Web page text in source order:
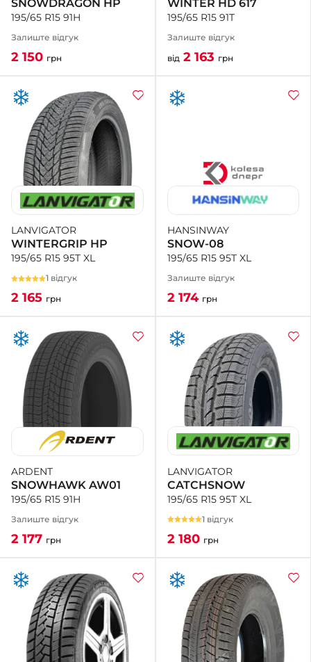
SNOWDRAGON HP
195/65 R15 91H
Залиште відгук
2 150 грн
WINTER HD 617
195/65 R15 91T
Залиште відгук
від 2 163 грн
LANVIGATOR
WINTERGRIP HP
195/65 R15 95T XL
1 відгук
2 165 грн
HANSINWAY
SNOW-08
195/65 R15 95T XL
Залиште відгук
2 174 грн
ARDENT
SNOWHAWK AW01
195/65 R15 91H
Залиште відгук
2 177 грн
LANVIGATOR
CATCHSNOW
195/65 R15 95T XL
1 відгук
2 180 грн